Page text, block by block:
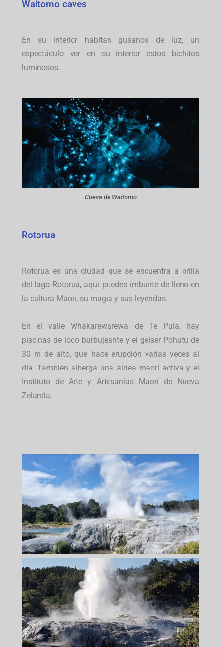
Waitomo caves
En su interior habitan gusanos de luz, un
espectáculo ver en su interior estos bichitos
luminosos.
Cueva de Waitomo
Rotorua
Rotorua es una ciudad que se encuentra a orilla
del lago Rotorua, aqui puedes imbuirte de lleno en
la cultura Maori, su magia y sus leyendas.
En el valle Whakarewarewa de Te Puia, hay
piscinas de lodo burbujeante y el géiser Pohutu de
30 m de alto, que hace erupción varias veces al
día. También alberga una aldea maorí activa y el
Instituto de Arte y Artesanías Maorí de Nueva
Zelanda,